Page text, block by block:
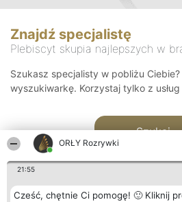
ORŁY Rozrywki
21:55
Cześć, chętnie Ci pomogę! 🙂 Kliknij
Znajdź specjalistę
Plebiscyt skupia najlepszych w
Szukasz specjalisty w pobliżu
wyszukiwarkę. Korzystaj tylko z
Szukaj